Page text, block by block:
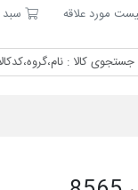
مورد علاقه
مورد علاقه سبد